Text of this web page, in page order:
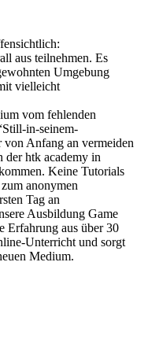
aus teilnehmen. Es
Umgebung
vielleicht
vom fehlenden
in-seinem-
Anfang an vermeiden
der htk academy in
Keine Tutorials
anonymen
Tag an
Ausbildung Game
Erfahrung aus über 30
Unterricht und sorgt
Medium.